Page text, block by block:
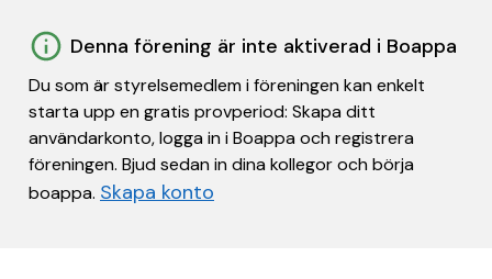
Denna förening är inte aktiverad i Boappa
Du som är styrelsemedlem i föreningen kan enkelt
starta upp en gratis provperiod: Skapa ditt
användarkonto, logga in i Boappa och registrera
föreningen. Bjud sedan in dina kollegor och börja
boappa. Skapa konto